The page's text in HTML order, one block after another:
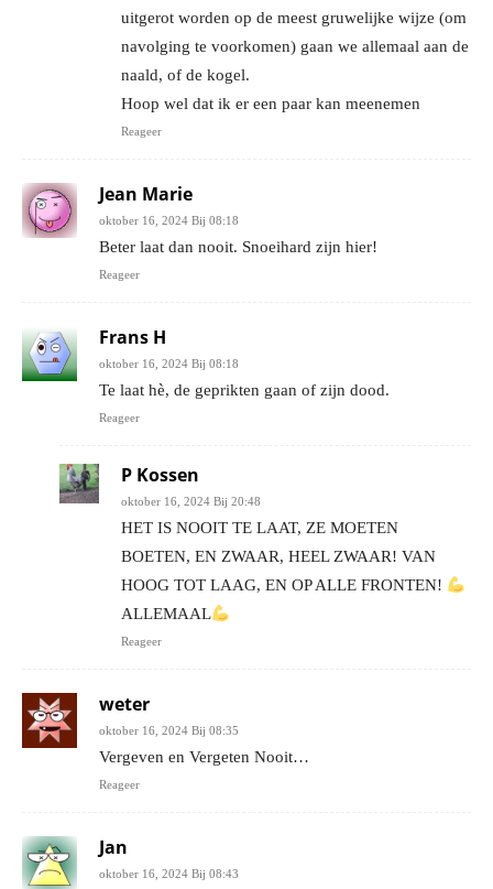
uitgerot worden op de meest gruwelijke wijze (om
navolging te voorkomen) gaan we allemaal aan de
naald, of de kogel.
Hoop wel dat ik er een paar kan meenemen
Reageer
Jean Marie
oktober 16, 2024 Bij 08:18
Beter laat dan nooit. Snoeihard zijn hier!
Reageer
Frans H
oktober 16, 2024 Bij 08:18
Te laat hè, de geprikten gaan of zijn dood.
Reageer
P Kossen
oktober 16, 2024 Bij 20:48
HET IS NOOIT TE LAAT, ZE MOETEN
BOETEN, EN ZWAAR, HEEL ZWAAR! VAN
HOOG TOT LAAG, EN OP ALLE FRONTEN!
ALLEMAAL
Reageer
weter
oktober 16, 2024 Bij 08:35
Vergeven en Vergeten Nooit…
Reageer
Jan
oktober 16, 2024 Bij 08:43